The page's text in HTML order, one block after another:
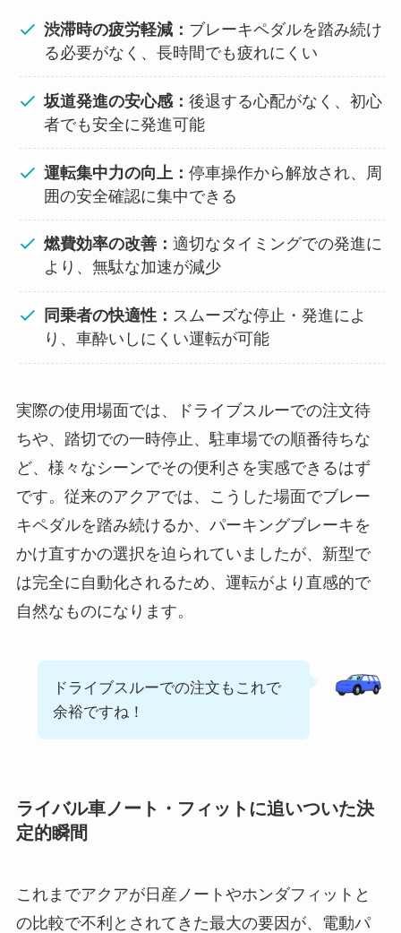
渋滞時の疲労軽減： ブレーキペダルを踏み続け
る必要がなく、長時間でも疲れにくい
坂道発進の安心感：後退する心配がなく、初心
者でも安全に発進可能
運転集中力の向上：停車操作から解放され、周
囲の安全確認に集中できる
燃費効率の改善：適切なタイミングでの発進に
より、無駄な加速が減少
同乗者の快適性： スムーズな停止・発進によ
り、車酔いしにくい運転が可能
実際の使用場面では、ドライブスルーでの注文待
ちや、踏切での一時停止、駐車場での順番待ちな
ど、様々なシーンでその便利さを実感できるはず
です。従来のアクアでは、こうした場面でブレー
キペダルを踏み続けるか、パーキングブレーキを
かけ直すかの選択を迫られていましたが、新型で
は完全に自動化されるため、運転がより直感的で
自然なものになります。
ドライブスルーでの注文もこれで
余裕ですね！
ライバル車ノート・フィットに追いついた決
定的瞬間
これまでアクアが日産ノートやホンダフィットと
の比較で不利とされてきた最大の要因が、電動パ